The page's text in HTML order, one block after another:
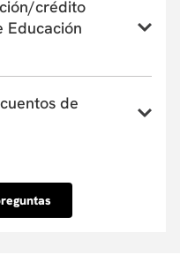
aquícrédito
Educación
financiación de
pueden cubrir
con las que
de